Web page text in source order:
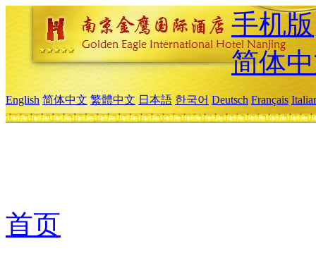
手机版
简体
English 简体中文 繁體中文 日本語 한국어 Deutsch Français
首页